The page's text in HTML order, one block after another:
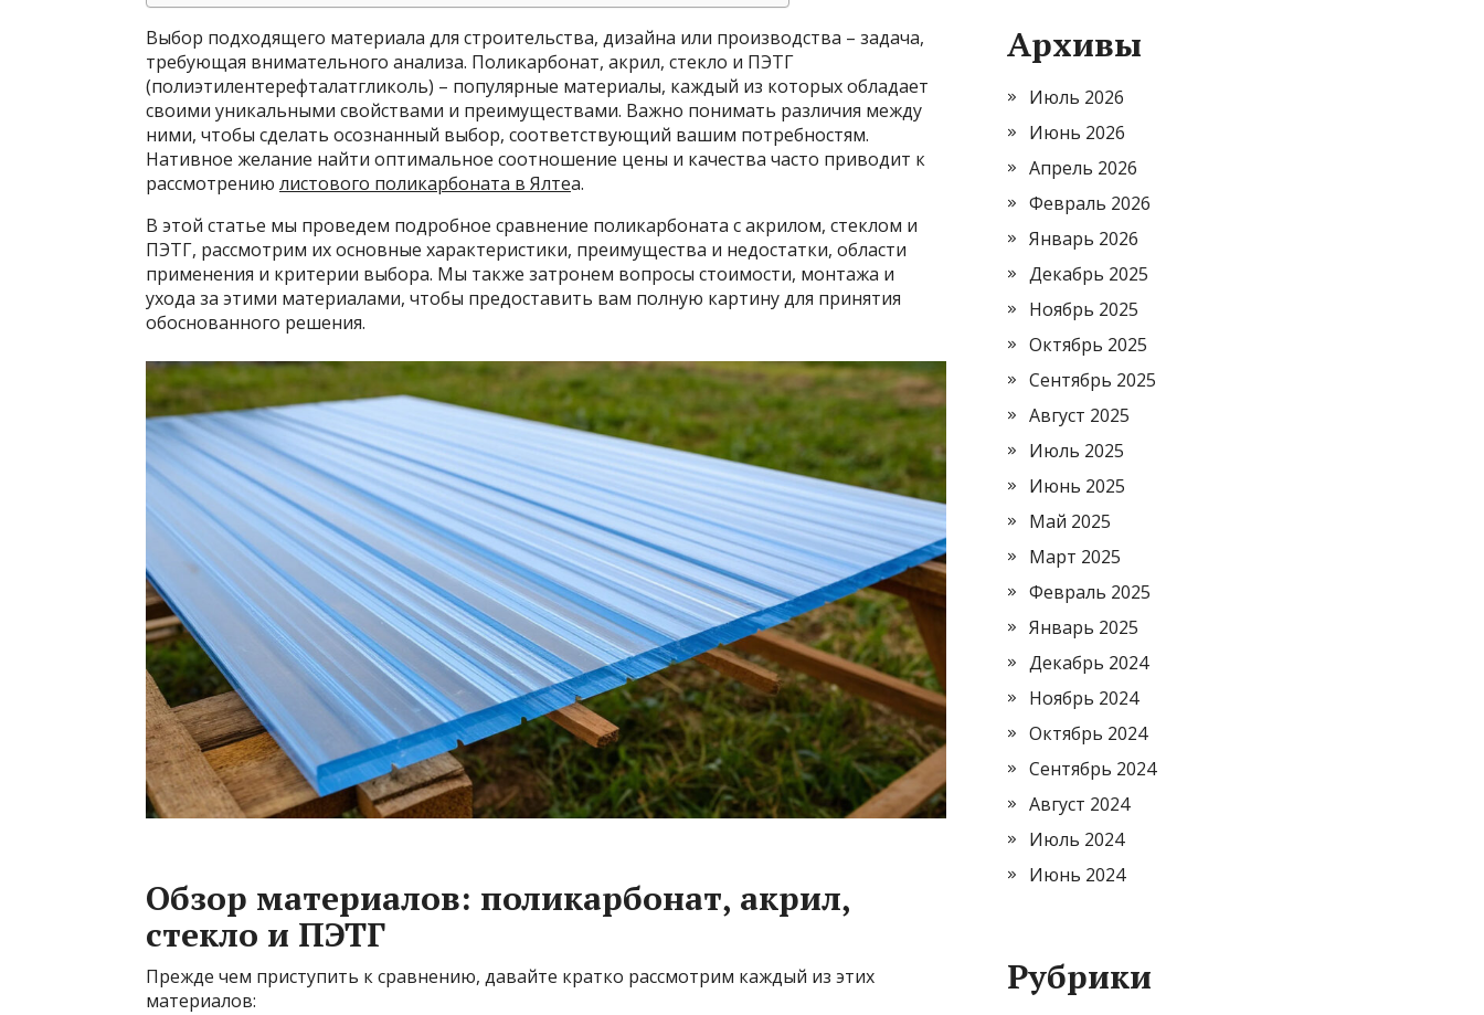
Выбор подходящего материала для строительства, дизайна или производства – задача,
требующая внимательного анализа. Поликарбонат, акрил, стекло и ПЭТГ
(полиэтилентерефталатгликоль) – популярные материалы, каждый из которых обладает
своими уникальными свойствами и преимуществами. Важно понимать различия между
ними, чтобы сделать осознанный выбор, соответствующий вашим потребностям.
Нативное желание найти оптимальное соотношение цены и качества часто приводит к
рассмотрению листового поликарбоната в Ялтеа.
В этой статье мы проведем подробное сравнение поликарбоната с акрилом, стеклом и
ПЭТГ, рассмотрим их основные характеристики, преимущества и недостатки, области
применения и критерии выбора. Мы также затронем вопросы стоимости, монтажа и
ухода за этими материалами, чтобы предоставить вам полную картину для принятия
обоснованного решения.
Обзор материалов: поликарбонат, акрил,
стекло и ПЭТГ
Прежде чем приступить к сравнению, давайте кратко рассмотрим каждый из этих
материалов:
Архивы
Июль 2026
Июнь 2026
Апрель 2026
Февраль 2026
Январь 2026
Декабрь 2025
Ноябрь 2025
Октябрь 2025
Сентябрь 2025
Август 2025
Июль 2025
Июнь 2025
Май 2025
Март 2025
Февраль 2025
Январь 2025
Декабрь 2024
Ноябрь 2024
Октябрь 2024
Сентябрь 2024
Август 2024
Июль 2024
Июнь 2024
Рубрики